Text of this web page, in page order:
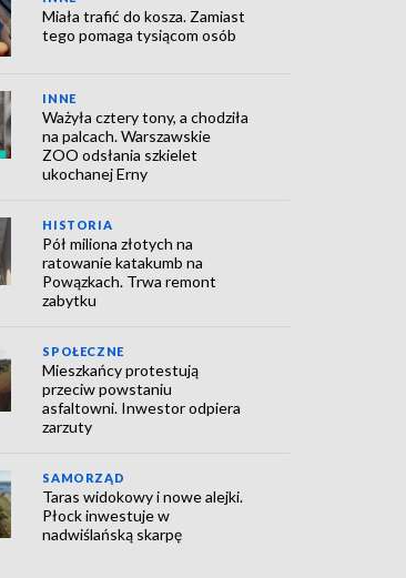
Miała trafić do kosza. Zamiast
tego pomaga tysiącom osób
INNE
Ważyła cztery tony, a chodziła
na palcach. Warszawskie
ZOO odsłania szkielet
ukochanej Erny
HISTORIA
Pół miliona złotych na
ratowanie katakumb na
Powązkach. Trwa remont
zabytku
SPOŁECZNE
Mieszkańcy protestują
przeciw powstaniu
asfaltowni. Inwestor odpiera
zarzuty
SAMORZĄD
Taras widokowy i nowe alejki.
Płock inwestuje w
nadwiślańską skarpę